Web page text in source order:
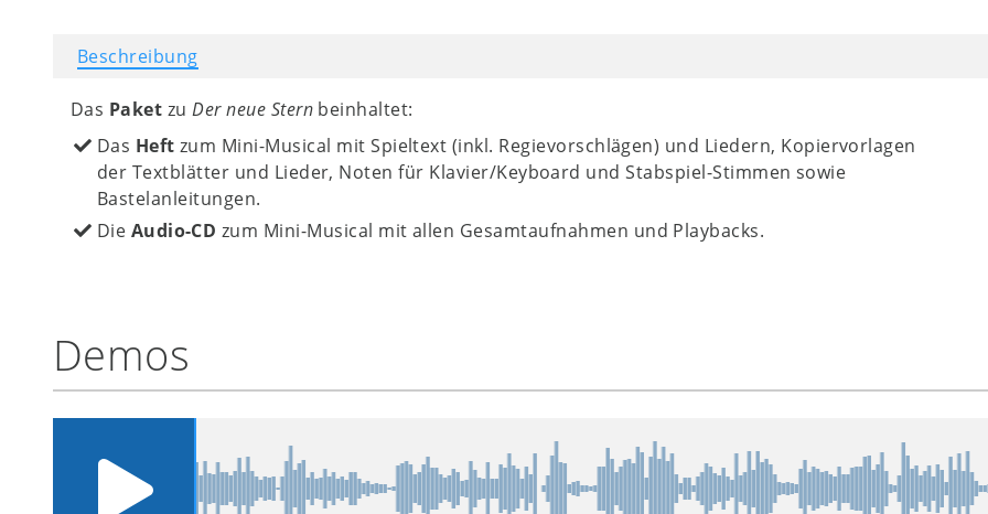
Beschreibung
Das Paket zuDer neue Stern beinhaltet:
Das Heftzum Mini-Musical mit Spieltext (inkl. Regievorschlägen) und Liedern, Kopiervorlagen
der Textblätter und Lieder, Noten für Klavier/Keyboard und Stabspiel-Stimmen sowie
Bastelanleitungen.
Die Audio-CD zum Mini-Musical mit allen Gesamtaufnahmen und Playbacks.
Demos